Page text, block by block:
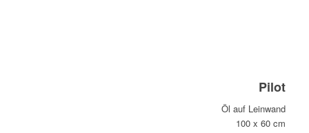
Pilot
Öl auf Leinwand
100 x 60 cm